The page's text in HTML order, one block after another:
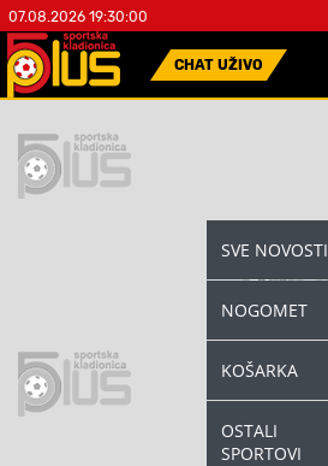
07.08.2026 19:30:00
CHAT UŽIVO
SVE NOVOSTI
NOGOMET
KOŠARKA
OSTALI
SPORTOVI